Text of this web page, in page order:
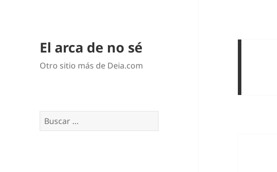
El arca de no sé
Otro sitio más de Deia.com
Buscar: